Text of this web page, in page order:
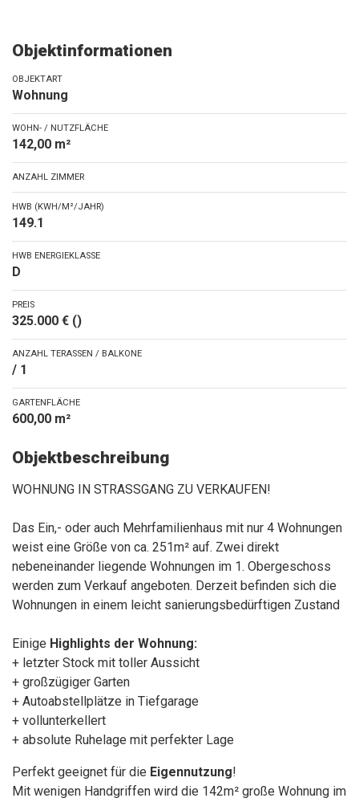
Objektinformationen
OBJEKTART
Wohnung
WOHN- / NUTZFLÄCHE
142,00 m²
ANZAHL ZIMMER
HWB (KWH/M²/JAHR)
149.1
HWB ENERGIEKLASSE
D
PREIS
325.000 € ()
ANZAHL TERASSEN / BALKONE
/ 1
GARTENFLÄCHE
600,00 m²
Objektbeschreibung
WOHNUNG IN STRASSGANG ZU VERKAUFEN!
Das Ein,- oder auch Mehrfamilienhaus mit nur 4 Wohnungen
weist eine Größe von ca. 251m² auf. Zwei direkt
nebeneinander liegende Wohnungen im 1. Obergeschoss
werden zum Verkauf angeboten. Derzeit befinden sich die
Wohnungen in einem leicht sanierungsbedürftigen Zustand
Einige Highlights der Wohnung:
+ letzter Stock mit toller Aussicht
+ großzügiger Garten
+ Autoabstellplätze in Tiefgarage
+ vollunterkellert
+ absolute Ruhelage mit perfekter Lage
Perfekt geeignet für die Eigennutzung!
Mit wenigen Handgriffen wird die 142m² große Wohnung im